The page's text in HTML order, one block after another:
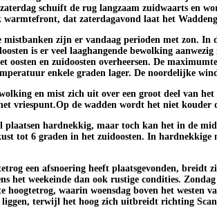
schuift de rug langzaam zuidwaarts en
warmtefront, dat zaterdagavond laat het
mistbanken zijn er vandaag perioden met zon.
is er veel laaghangende bewolking
oosten en zuidoosten overheersen. De
enkele graden lager. De noordelijke
en mist zich uit over een groot deel van
vriespunt.Op de wadden wordt het niet kouder
hardnekkig, maar toch kan het in de
tot 6 graden in het zuidoosten. In
een afsnoering heeft plaatsgevonden, breidt
het weekeinde dan ook rustige condities.
hoogtetrog, waarin woensdag boven het westen
terwijl het hoog zich uitbreidt richting